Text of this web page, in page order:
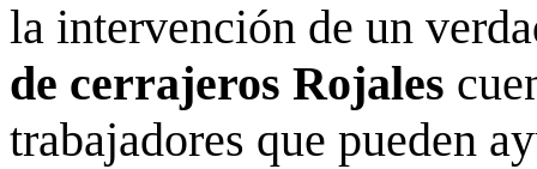
la intervención de un
de cerrajeros Rojales
trabajadores que pueden